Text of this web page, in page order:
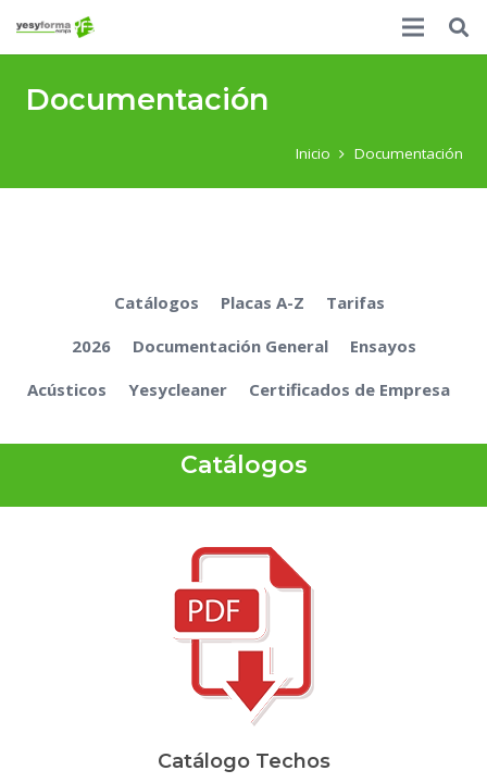
Documentación
Inicio Documentación
Catálogos Placas A-Z
Tarifas
2026
Documentación General
Ensayos
Acústicos
Yesycleaner Certificados de Empresa
Catálogos
Catálogo Techos